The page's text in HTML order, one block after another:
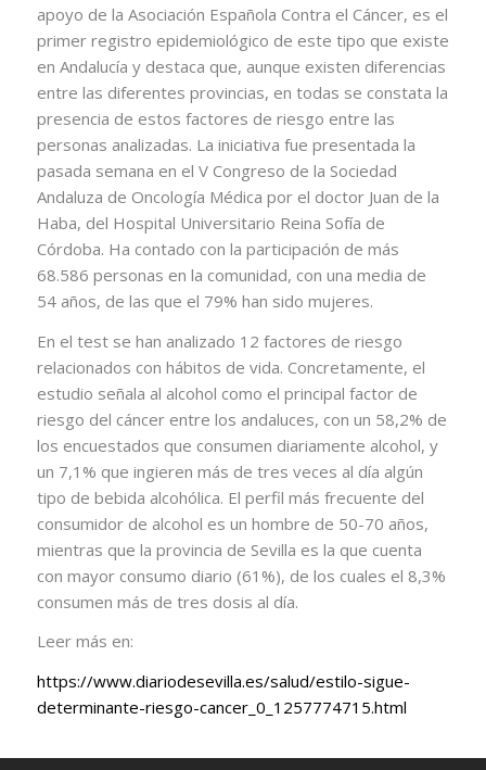
apoyo de la Asociación Española Contra el Cáncer, es el
primer registro epidemiológico de este tipo que existe
en Andalucía y destaca que, aunque existen diferencias
entre las diferentes provincias, en todas se constata la
presencia de estos factores de riesgo entre las
personas analizadas. La iniciativa fue presentada la
pasada semana en el V Congreso de la Sociedad
Andaluza de Oncología Médica por el doctor Juan de la
Haba, del Hospital Universitario Reina Sofía de
Córdoba. Ha contado con la participación de más
68.586 personas en la comunidad, con una media de
54 años, de las que el 79% han sido mujeres.
En el test se han analizado 12 factores de riesgo
relacionados con hábitos de vida. Concretamente, el
estudio señala al alcohol como el principal factor de
riesgo del cáncer entre los andaluces, con un 58,2% de
los encuestados que consumen diariamente alcohol, y
un 7,1% que ingieren más de tres veces al día algún
tipo de bebida alcohólica. El perfil más frecuente del
consumidor de alcohol es un hombre de 50-70 años,
mientras que la provincia de Sevilla es la que cuenta
con mayor consumo diario (61%), de los cuales el 8,3%
consumen más de tres dosis al día.
Leer más en:
https://www.diariodesevilla.es/salud/estilo-sigue-
determinante-riesgo-cancer_0_1257774715.html